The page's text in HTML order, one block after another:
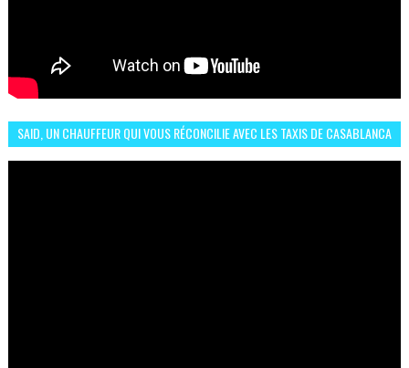
SAID, UN CHAUFFEUR QUI VOUS RÉCONCILIE AVEC LES TAXIS DE CASABLANCA